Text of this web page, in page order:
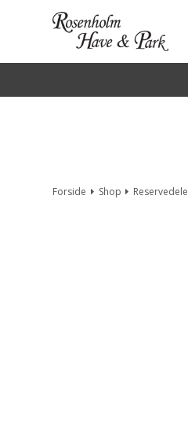
Forside Shop Reservedele